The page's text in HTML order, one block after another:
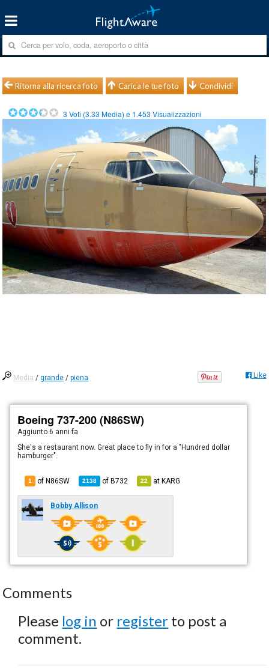
Ritorna alla ricerca foto Carica le tue foto Condividi
3 Voti (3.33 Media) e 1.453 Visualizzazioni
Media /grande /piena Like
Boeing 737-200 (N86SW)
Aggiunto6 anni fa
She's a restaurant now. Great place to fly in for a "Hundred dollar
hamburger".
1 of N86SW 2138 ofB732 22 atKARG
Bobby Allison
Comments
Please log in or register to post a
comment.